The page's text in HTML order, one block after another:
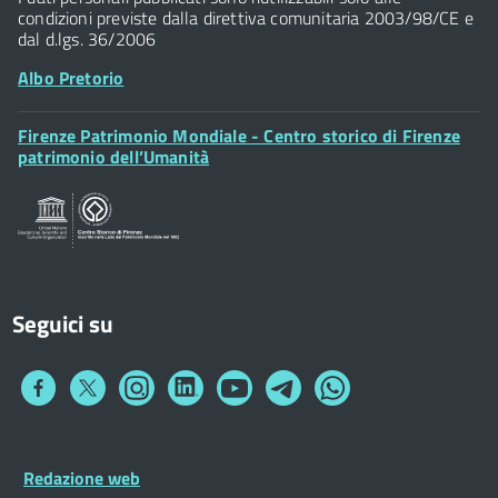
Posta Elettronica Certificata
condizioni previste dalla direttiva comunitaria 2003/98/CE e
dal d.lgs. 36/2006
Albo Pretorio
Footer
Widget
Firenze Patrimonio Mondiale - Centro storico di Firenze
patrimonio dell’Umanità
Seguici su
Collegamento
Collegamento
a
Collegamento
a
Collegamento
a
Collegamento
a
Collegamento
a
Collegamento
a
Footer
Widget
Footer
Redazione web